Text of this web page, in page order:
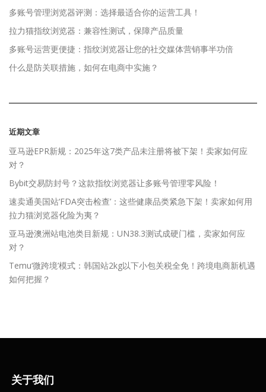
多账号管理浏览器评测：选择最适合你的运营工具！
拉力猫指纹浏览器：兼容性测试，保障产品质量
多账号运营更便捷：指纹浏览器让您的社交媒体营销事半功倍
什么是防关联措施，如何在电商中实施？
近期文章
亚马逊EPR新规：2025年这7类产品未注册将被下架！卖家如何应
对？
Bybit交易防封号？这款指纹浏览器让多账号管理零风险！
速卖通美国站‘FDA突击检查’：这些健康品类紧急下架！卖家如何用
拉力猫浏览器化险为夷？
亚马逊澳洲站电池类目新规：UN38.3测试成硬门槛，卖家如何应
对？
Temu‘微跨境’模式：韩国站2kg以下小包关税全免！跨境电商新机遇
如何把握？
关于我们